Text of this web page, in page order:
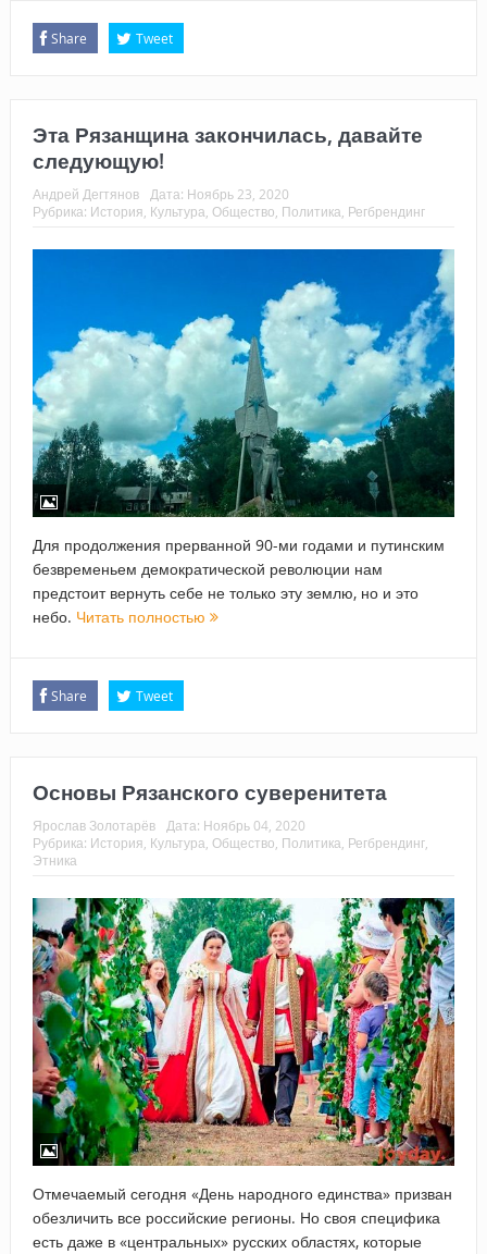
Share Tweet
Эта Рязанщина закончилась, давайте
следующую!
Андрей Дегтянов Дата: Ноябрь 23, 2020
Рубрика: История, Культура, Общество, Политика, Регбрендинг
Для продолжения прерванной 90-ми годами и путинским
безвременьем демократической революции нам
предстоит вернуть себе не только эту землю, но и это
небо. Читать полностью
Share Tweet
Основы Рязанского суверенитета
Ярослав Золотарёв Дата: Ноябрь 04, 2020
Рубрика: История, Культура, Общество, Политика, Регбрендинг,
Этника
Отмечаемый сегодня «День народного единства» призван
обезличить все российские регионы. Но своя специфика
есть даже в «центральных» русских областях, которые